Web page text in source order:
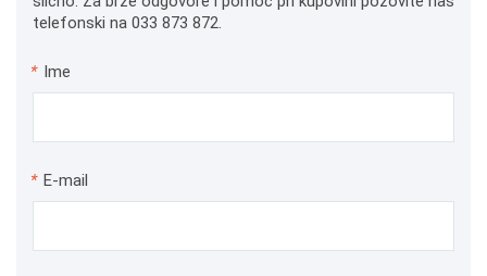
telefonski na 033 873 872.
* Ime
* E-mail